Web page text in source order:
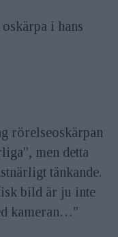
i hans
rörelseoskärpan
men detta
tänkande.
bild är ju inte
kameran…"